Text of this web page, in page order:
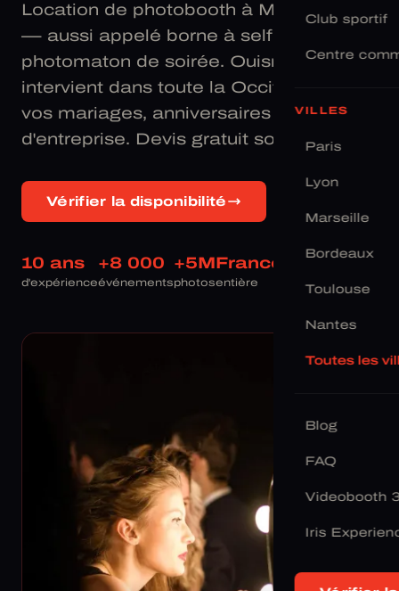
Club sportif
Centre
VILLES
Paris
Lyon
Marseille
Bordeaux
Toulouse
Nantes
Toutes les
Blog
FAQ
Videobooth
Iris
Location de photobooth à Montauban
— aussi appelé borne à selfie ou
photomaton de soirée. Ouisnap
intervient dans toute la Occitanie pour
vos mariages, anniversaires et soirées
d'entreprise. Devis gratuit sous 24h.
Vérifier la disponibilité
10 ans
d'expérience
+8 000
événements
+5M
photos
France
entière